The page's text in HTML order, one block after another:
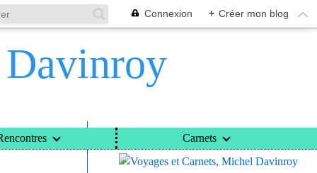
Connexion + Créer mon blog
Davinroy
Carnets
Voyages et Carnets, Michel Davinroy